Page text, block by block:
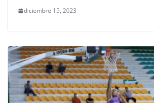
diciembre 15, 2023